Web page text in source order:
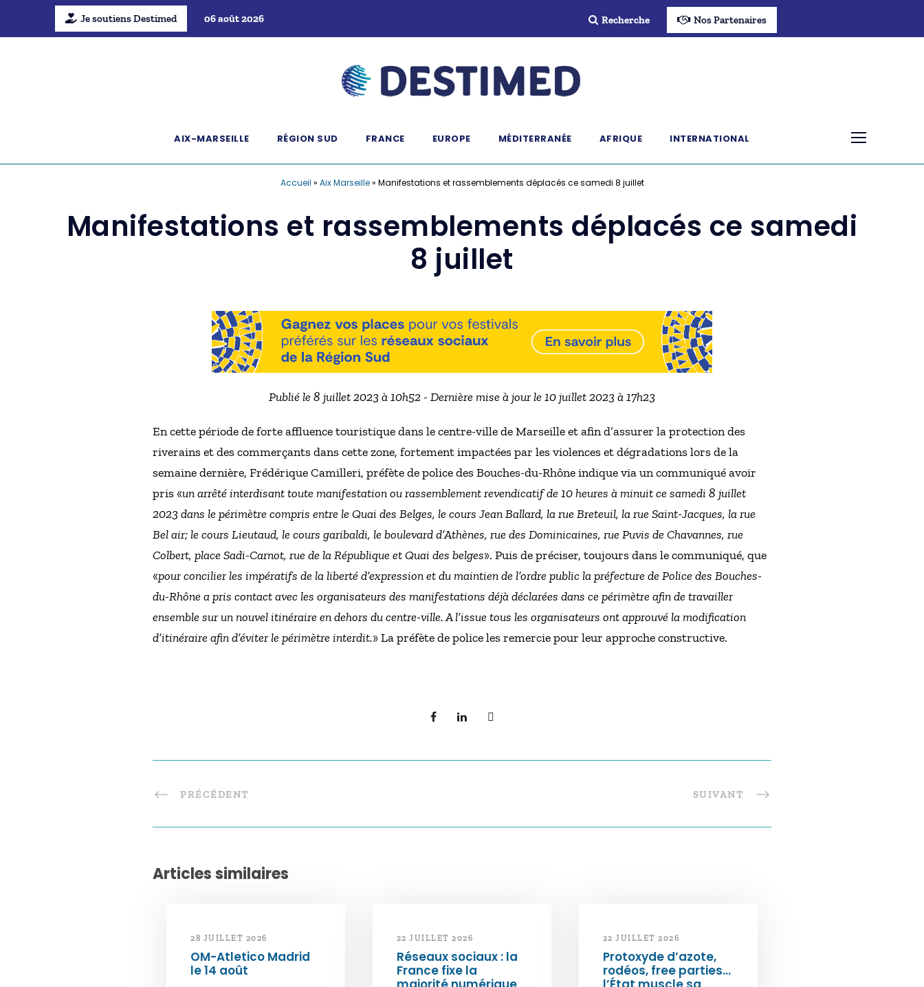
Je soutiens Destimed 06 août 2026 Recherche Nos Partenaires
AIX-MARSEILLE RÉGION SUD FRANCE EUROPE MÉDITERRANÉE AFRIQUE INTERNATIONAL
Accueil » Aix Marseille» Manifestations et rassemblements déplacés ce samedi 8 juillet
Manifestations et rassemblements déplacés ce samedi
8 juillet
Publié le 8 juillet 2023 à 10h52 - Dernière mise à jour le 10 juillet 2023 à 17h23
En cette période de forte affluence touristique dans le centre-ville de Marseille et afin d’assurer la protection des
riverains et des commerçants dans cette zone, fortement impactées par les violences et dégradations lors de la
semaine dernière, Frédérique Camilleri, préfète de police des Bouches-du-Rhône indique via un communiqué avoir
pris «un arrêté interdisant toute manifestation ou rassemblement revendicatif de 10 heures à minuit ce samedi 8 juillet
2023 dans le périmètre compris entre le Quai des Belges, le cours Jean Ballard, la rue Breteuil, la rue Saint-Jacques, la rue
Bel air; le cours Lieutaud, le cours garibaldi, le boulevard d’Athènes, rue des Dominicaines, rue Puvis de Chavannes, rue
Colbert, place Sadi-Carnot, rue de la République et Quai des belges». Puis de préciser, toujours dans le communiqué, que
«pour concilier les impératifs de la liberté d’expression et du maintien de l’ordre public la préfecture de Police des Bouches-
du-Rhône a pris contact avec les organisateurs des manifestations déjà déclarées dans ce périmètre afin de travailler
ensemble sur un nouvel itinéraire en dehors du centre-ville. A l’issue tous les organisateurs ont approuvé la modification
d’itinéraire afin d’éviter le périmètre interdit.» La préfète de police les remercie pour leur approche constructive.
PRÉCÉDENT SUIVANT
Articles similaires
28 JUILLET 2026
OM-Atletico Madrid
le 14 août
22 JUILLET 2026
Réseaux sociaux : la
France fixe la
22 JUILLET 2026
Protoxyde d’azote,
rodéos, free parties…